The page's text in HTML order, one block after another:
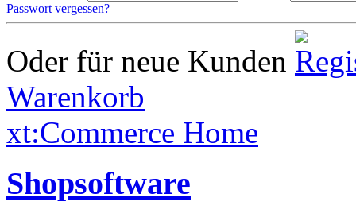
Passwort vergessen?
Oder für neue Kunden
Warenkorb
xt:Commerce Home
Shopsoftware